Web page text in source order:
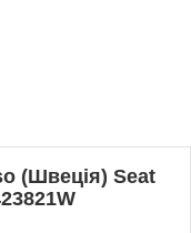
(Швеція) Seat